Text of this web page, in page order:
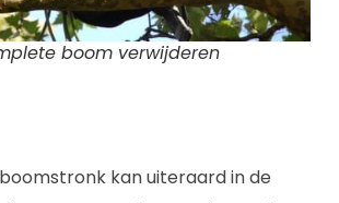
boom verwijderen
kan uiteraard in de